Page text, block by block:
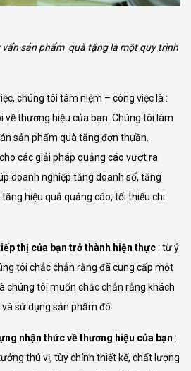
vấn sản phẩm quà tặng là một quy trình
chúng tôi tâm niệm – công việc là :
về thương hiệu của bạn. Chúng tôi làm
sản phẩm quà tặng đơn thuần.
các giải pháp quảng cáo vượt ra
doanh nghiệp tăng doanh số, tăng
hiệu quả quảng cáo, tối thiểu chi
thị của bạn trở thành hiện thực: từ ý
tôi chắc chắn rằng đã cung cấp một
chúng tôi muốn chắc chắn rằng khách
sử dụng sản phẩm đó.
nhận thức về thương hiệu của bạn :
thú vị, tùy chỉnh thiết kế, chất lượng